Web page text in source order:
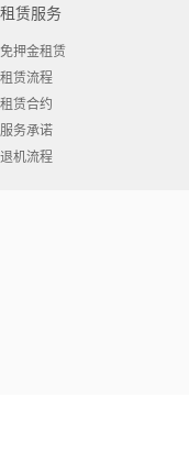
租赁服务
免押金租赁
租赁流程
租赁合约
服务承诺
退机流程